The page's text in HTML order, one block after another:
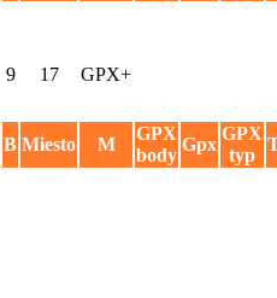
9 17 GPX+
B Miesto M
GPX
body
Gpx
GPX
typ